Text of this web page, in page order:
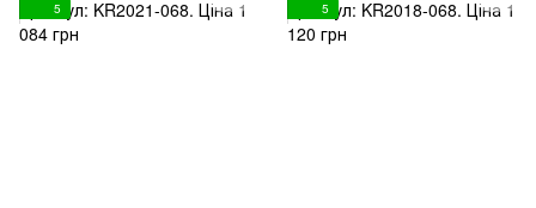
5
5